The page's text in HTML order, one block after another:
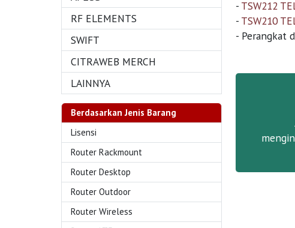
RF ELEMENTS
SWIFT
CITRAWEB MERCH
LAINNYA
Berdasarkan Jenis Barang
Lisensi
Router Rackmount
Router Desktop
Router Outdoor
Router Wireless
- TSW212
- TSW210
- Perangkat